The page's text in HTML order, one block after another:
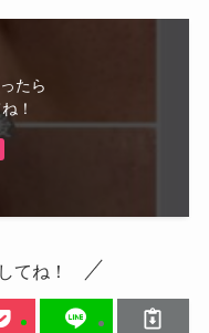
たら
！
てね！